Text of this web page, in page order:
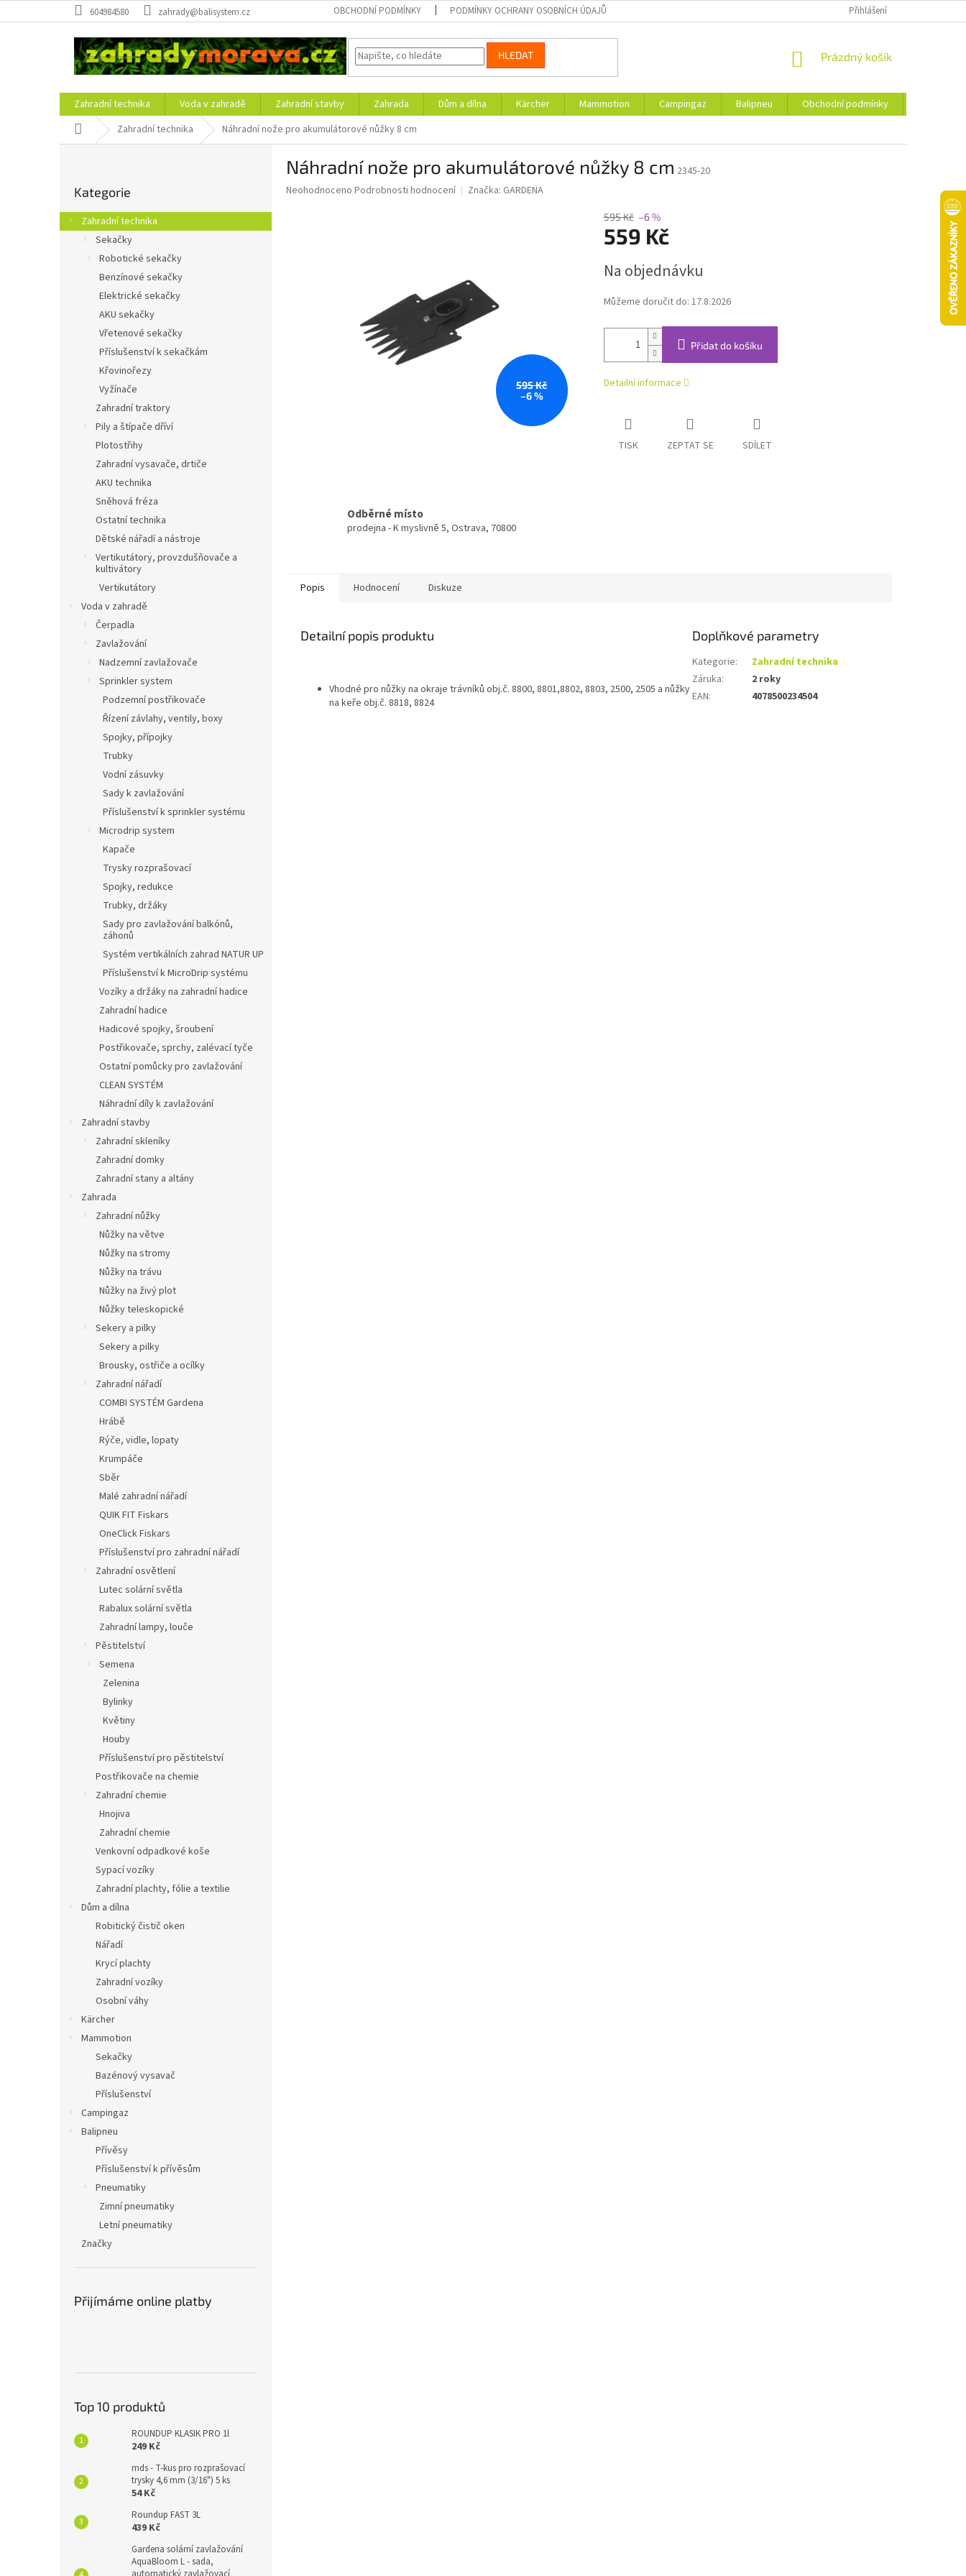
na
604984580 zahrady@balisystem.cz OBCHODNÍ PODMÍNKY PODMÍNKY OCHRANY OSOBNÍCH ÚDAJŮ Přihlášení
HLEDAT
NÁKUPNÍ
Prázdný košík
Zahradní technika Voda v zahradě Zahradní stavby Zahrada Dům a dílna Kärcher Mammotion Campingaz Balipneu Obchodní podmínky
Domů Zahradní technika Náhradní nože pro akumulátorové nůžky 8 cm
r
a
kategorie
Kategorie
Zahradní technika
Sekačky
Robotické sekačky
Benzínové sekačky
Elektrické sekačky
AKU sekačky
Vřetenové sekačky
Příslušenství k sekačkám
Křovinořezy
Vyžínače
Zahradní traktory
Pily a štípače dříví
Plotostřihy
Zahradní vysavače, drtiče
AKU technika
Sněhová fréza
Ostatní technika
Dětské nářadí a nástroje
Vertikutátory, provzdušňovače a
kultivátory
Vertikutátory
Voda v zahradě
Čerpadla
Zavlažování
Nadzemní zavlažovače
Sprinkler system
Podzemní postřikovače
Řízení závlahy, ventily, boxy
Spojky, přípojky
Trubky
Vodní zásuvky
Sady k zavlažování
Příslušenství k sprinkler systému
Microdrip system
Kapače
Trysky rozprašovací
Spojky, redukce
Trubky, držáky
Sady pro zavlažování balkónů,
záhonů
Systém vertikálních zahrad NATUR UP
Příslušenství k MicroDrip systému
Vozíky a držáky na zahradní hadice
Zahradní hadice
Hadicové spojky, šroubení
Postřikovače, sprchy, zalévací tyče
Ostatní pomůcky pro zavlažování
CLEAN SYSTÉM
Náhradní díly k zavlažování
Zahradní stavby
Zahradní skleníky
Zahradní domky
Zahradní stany a altány
Zahrada
Zahradní nůžky
Nůžky na větve
Nůžky na stromy
Nůžky na trávu
Nůžky na živý plot
Nůžky teleskopické
Sekery a pilky
Sekery a pilky
Brousky, ostřiče a ocílky
Zahradní nářadí
COMBI SYSTÉM Gardena
Hrábě
Rýče, vidle, lopaty
Krumpáče
Sběr
Malé zahradní nářadí
QUIK FIT Fiskars
OneClick Fiskars
Příslušenství pro zahradní nářadí
Zahradní osvětlení
Lutec solární světla
Rabalux solární světla
Zahradní lampy, louče
Pěstitelství
Semena
Zelenina
Bylinky
Květiny
Houby
Příslušenství pro pěstitelství
Postřikovače na chemie
Zahradní chemie
Hnojiva
Zahradní chemie
Venkovní odpadkové koše
Sypací vozíky
Zahradní plachty, fólie a textilie
Dům a dílna
Robitický čistič oken
Nářadí
Krycí plachty
Zahradní vozíky
Osobní váhy
Kärcher
Mammotion
Sekačky
Bazénový vysavač
Příslušenství
Campingaz
Balipneu
Přívěsy
Příslušenství k přívěsům
Pneumatiky
Zimní pneumatiky
Letní pneumatiky
Značky
Přijímáme online platby
Top 10 produktů
ROUNDUP KLASIK PRO 1l
249 Kč
mds - T-kus pro rozprašovací
trysky 4,6 mm (3/16") 5 ks
54 Kč
Roundup FAST 3L
439 Kč
Gardena solární zavlažování
AquaBloom L - sada,
Náhradní nože pro akumulátorové nůžky 8 cm 2345-20
Průměrné
Neohodnoceno Podrobnosti hodnocení Značka: GARDENA
595 Kč
–6 %
595 Kč –6 %
559 Kč
cena:
Na objednávku
Můžeme doručit do: 17.8.2026
Přidat do košíku
Detailní informace
TISK ZEPTAT SE SDÍLET
Odběrné místo
prodejna - K myslivně 5, Ostrava, 70800
Popis Hodnocení Diskuze
Detailní popis produktu
Vhodné pro nůžky na okraje trávníků obj.č. 8800, 8801,8802, 8803, 2500, 2505 a nůžky
na keře obj.č. 8818, 8824
Doplňkové parametry
Kategorie:
Zahradní technika
Záruka:
2 roky
EAN: 4078500234504